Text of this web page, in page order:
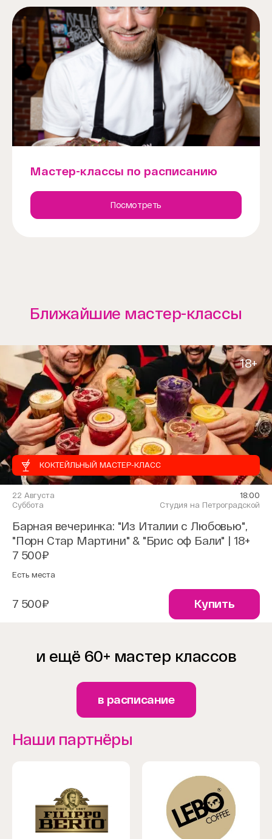
Мастер-классы по расписанию
Посмотреть
Ближайшие мастер-классы
18+
КОКТЕЙЛЬНЫЙ МАСТЕР-КЛАСС
22 Августа
Суббота
18:00
Студия на Петроградской
Барная вечеринка: "Из Италии с Любовью",
"Порн Стар Мартини" & "Брис оф Бали" | 18+
7 500₽
Есть места
7 500₽ Купить
и ещё 60+ мастер классов
в расписание
Наши партнёры